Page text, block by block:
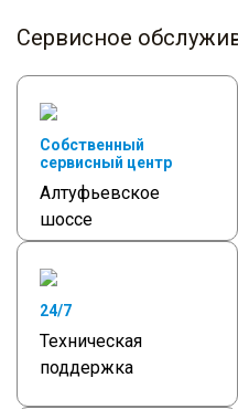
Сервисное
Собственный
сервисный центр
Алтуфьевское
шоссе
24/7
Техническая
поддержка